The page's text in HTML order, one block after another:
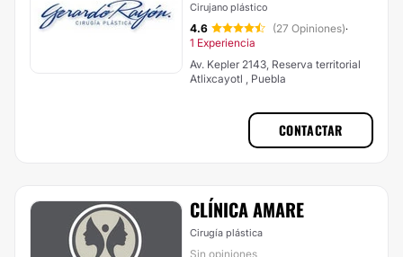
Cirujano plástico
4.6 (27 Opiniones)·
1 Experiencia
Av. Kepler 2143, Reserva territorial
Atlixcayotl , Puebla
CONTACTAR
CLÍNICA AMARE
Cirugía plástica
Sin opiniones